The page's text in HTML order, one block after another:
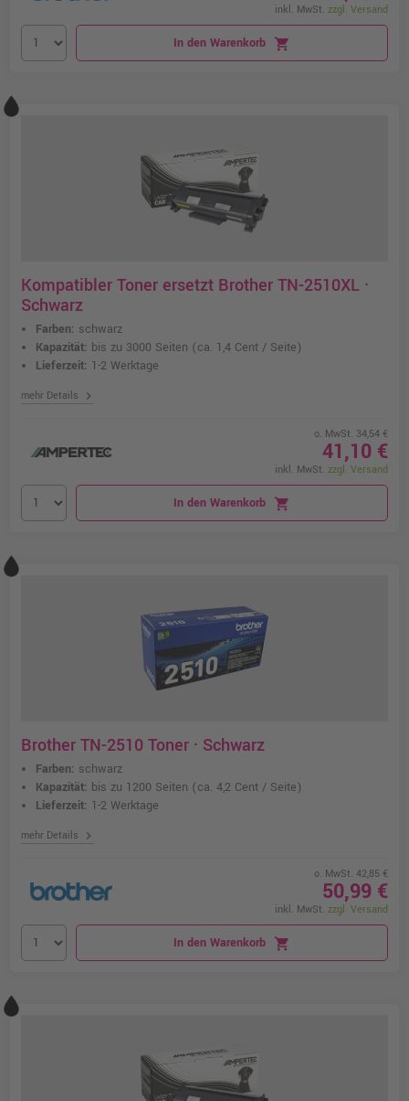
inkl. MwSt. zzgl. Versand
In den Warenkorb shopping_cart
Kompatibler Toner ersetzt Brother TN-2510XL ·
Schwarz
Farben: schwarz
Kapazität: bis zu 3000 Seiten (ca. 1,4 Cent / Seite)
Lieferzeit: 1-2 Werktage
mehr Details chevron_right
o. MwSt. 34,54 €
41,10 €
inkl. MwSt. zzgl. Versand
In den Warenkorb shopping_cart
Brother TN-2510 Toner · Schwarz
Farben: schwarz
Kapazität: bis zu 1200 Seiten (ca. 4,2 Cent / Seite)
Lieferzeit: 1-2 Werktage
mehr Details chevron_right
o. MwSt. 42,85 €
50,99 €
inkl. MwSt. zzgl. Versand
In den Warenkorb shopping_cart